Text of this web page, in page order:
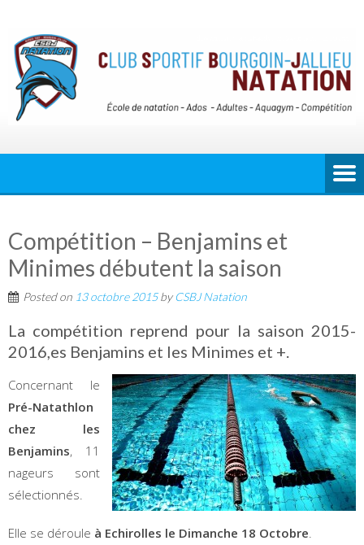
Compétition – Benjamins et
Minimes débutent la saison
Posted on 13 octobre 2015by CSBJ Natation
La compétition reprend pour la saison 2015-
2016,es Benjamins et les Minimes et +.
Concernant le
Pré-Natathlon
chez les
Benjamins, 11
nageurs sont
sélectionnés.
Elle se déroule à Echirolles le Dimanche 18 Octobre